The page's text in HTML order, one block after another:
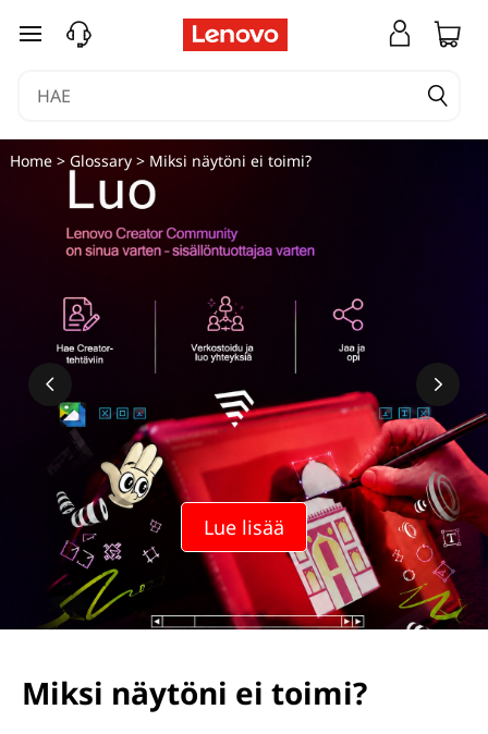
M
s
i
siirry pääsisältöön
Lue lisää
Home> Glossary> Miksi näytöni ei toimi?
Miksi näytöni ei toimi?